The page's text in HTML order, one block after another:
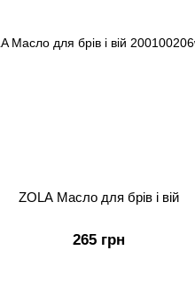
ZOLA Масло для брів і вій
265 грн